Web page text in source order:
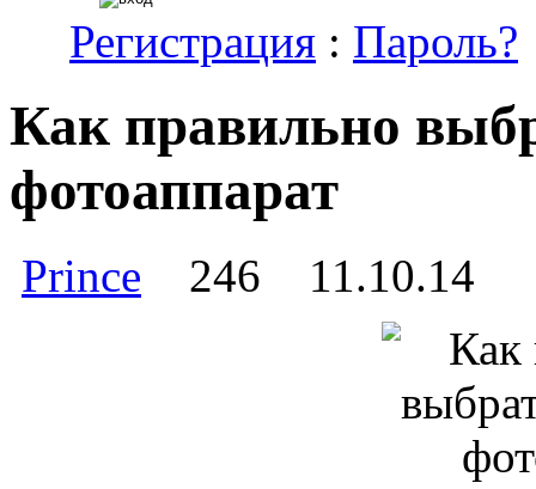
Регистрация : Пароль?
Как правильно
фотоаппарат
Prince 246 11.10.14